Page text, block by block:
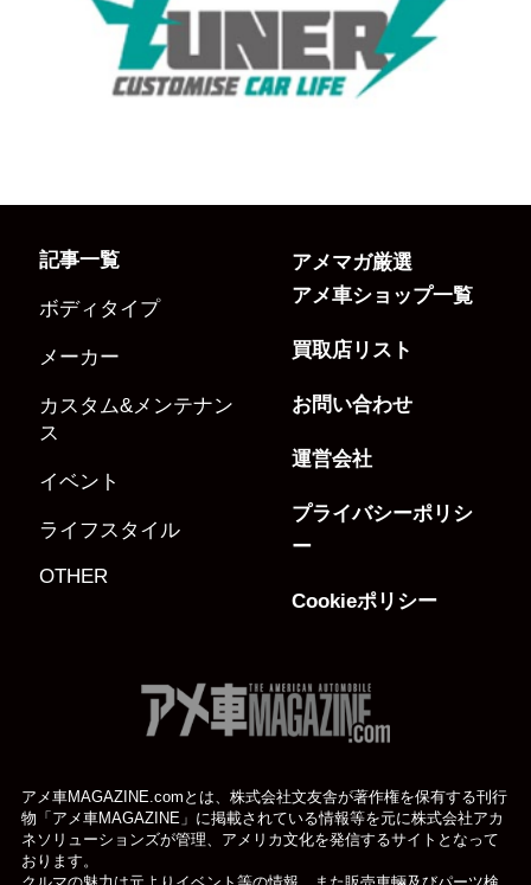
記事一覧
ボディタイプ
メーカー
カスタム&メンテナン
ス
イベント
ライフスタイル
OTHER
アメマガ厳選
アメ車ショップ一覧
買取店リスト
お問い合わせ
運営会社
プライバシーポリシ
ー
Cookieポリシー
アメ車MAGAZINE.comとは、株式会社文友舎が著作権を保有する刊行
物「アメ車MAGAZINE」に掲載されている情報等を元に株式会社アカ
ネソリューションズが管理、アメリカ文化を発信するサイトとなって
おります。